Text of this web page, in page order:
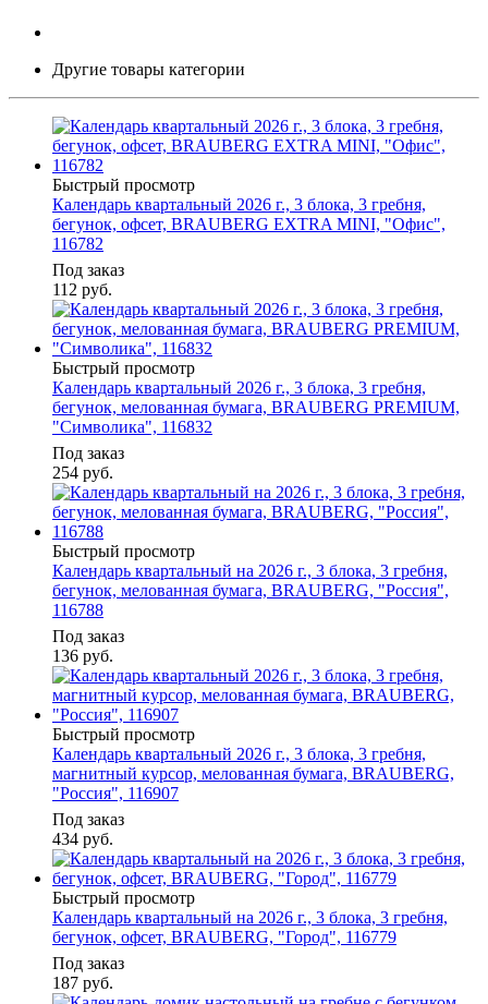
Другие товары категории
Быстрый просмотр
Календарь квартальный 2026 г., 3 блока, 3 гребня,
бегунок, офсет, BRAUBERG EXTRA MINI, "Офис",
116782
Под заказ
112 руб.
Быстрый просмотр
Календарь квартальный 2026 г., 3 блока, 3 гребня,
бегунок, мелованная бумага, BRAUBERG PREMIUM,
"Символика", 116832
Под заказ
254 руб.
Быстрый просмотр
Календарь квартальный на 2026 г., 3 блока, 3 гребня,
бегунок, мелованная бумага, BRAUBERG, "Россия",
116788
Под заказ
136 руб.
Быстрый просмотр
Календарь квартальный 2026 г., 3 блока, 3 гребня,
магнитный курсор, мелованная бумага, BRAUBERG,
"Россия", 116907
Под заказ
434 руб.
Быстрый просмотр
Календарь квартальный на 2026 г., 3 блока, 3 гребня,
бегунок, офсет, BRAUBERG, "Город", 116779
Под заказ
187 руб.